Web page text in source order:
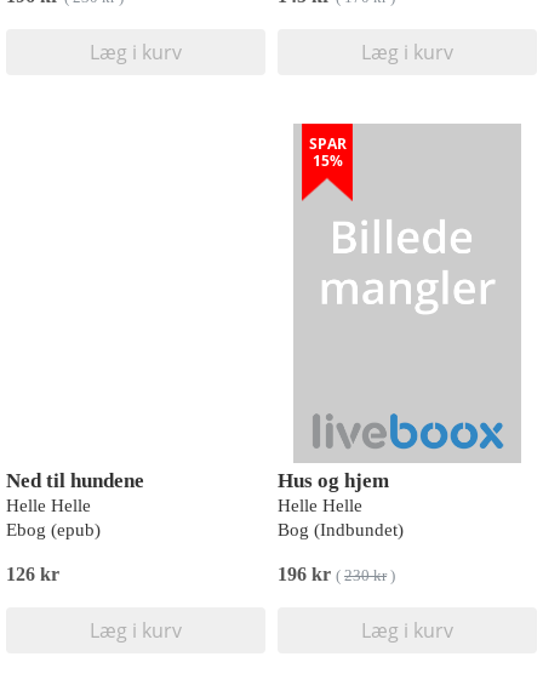
Læg i kurv Læg i kurv
Ned til hundene
Helle Helle
Ebog (epub)
126 kr
Læg i kurv
SPAR
15%
Hus og hjem
Helle Helle
Bog (Indbundet)
196 kr ( 230 kr)
Læg i kurv